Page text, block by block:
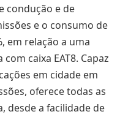
condução e de
e o consumo de
em relação a uma
caixa EAT8. Capaz
em cidade em
oferece todas as
desde a facilidade de